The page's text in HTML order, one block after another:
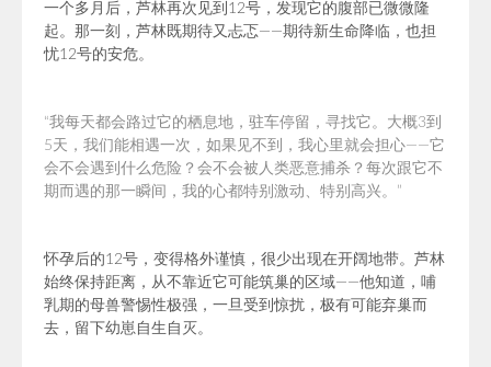
一个多月后，芦林再次见到12号，发现它的腹部已微微隆
起。那一刻，芦林既期待又忐忑——期待新生命降临，也担
忧12号的安危。
“我每天都会路过它的栖息地，驻车停留，寻找它。大概3到
5天，我们能相遇一次，如果见不到，我心里就会担心——它
会不会遇到什么危险？会不会被人类恶意捕杀？每次跟它不
期而遇的那一瞬间，我的心都特别激动、特别高兴。”
怀孕后的12号，变得格外谨慎，很少出现在开阔地带。芦林
始终保持距离，从不靠近它可能筑巢的区域——他知道，哺
乳期的母兽警惕性极强，一旦受到惊扰，极有可能弃巢而
去，留下幼崽自生自灭。